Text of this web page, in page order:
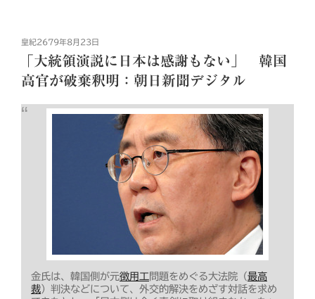
投
日:
皇紀2679年8月23日
「大統領演説に日本は感謝もない」 韓国
高官が破棄釈明：朝日新聞デジタル
金氏は、韓国側が元徴用工 問題をめぐる大法院（最高
裁）判決などについて、外交的解決をめざす対話を求め